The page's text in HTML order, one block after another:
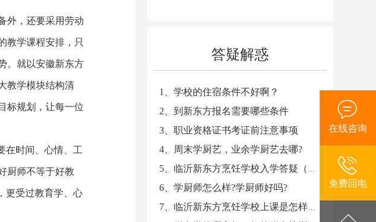
外，还要采用劳动
教学课程安排，只
。就以安徽新东方
教学模块结构清
标规划，让每一位
在时间、心情、工
厨师不等于好教
更受过教育学、心
答疑解惑
1、学校的住宿条件不好啊？
2、到新东方报名需要哪些条件
3、职业资格证书考证前注意事项
4、周末学厨艺，业余学厨艺去哪?
5、临沂新东方烹饪学校入学答疑（二）
6、学厨师怎么样?学厨师好吗?
7、临沂新东方烹饪学校上课是怎样安排的
在线咨询
免费回电